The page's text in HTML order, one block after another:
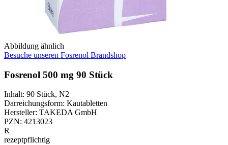
Abbildung ähnlich
Besuche unseren Fosrenol Brandshop
Fosrenol 500 mg 90 Stück
Inhalt: 90 Stück, N2
Darreichungsform: Kautabletten
Hersteller: TAKEDA GmbH
PZN: 4213023
R
rezeptpflichtig